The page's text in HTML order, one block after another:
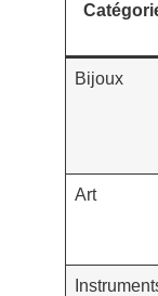
Bijoux
Art